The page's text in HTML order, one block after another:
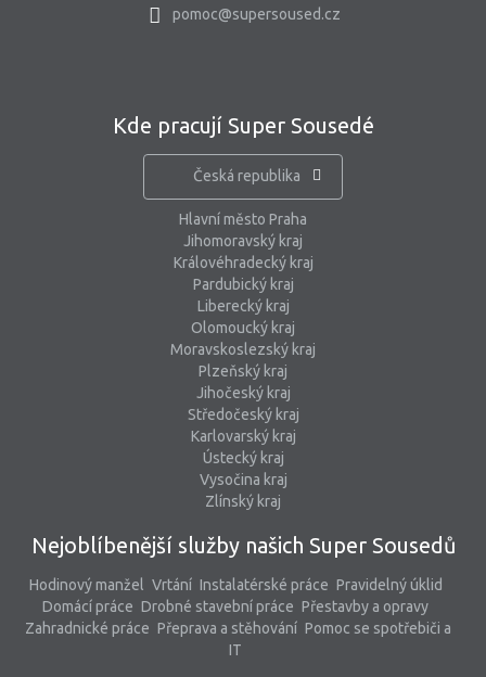
pomoc@supersoused.cz
Kde pracují Super Sousedé
Česká republika
Hlavní město Praha
Jihomoravský kraj
Královéhradecký kraj
Pardubický kraj
Liberecký kraj
Olomoucký kraj
Moravskoslezský kraj
Plzeňský kraj
Jihočeský kraj
Středočeský kraj
Karlovarský kraj
Ústecký kraj
Vysočina kraj
Zlínský kraj
Nejoblíbenější služby našich Super Sousedů
Hodinový manžel Vrtání Instalatérské práce Pravidelný úklid
Domácí práce Drobné stavební práce Přestavby a opravy
Zahradnické práce Přeprava a stěhování Pomoc se spotřebiči a
IT